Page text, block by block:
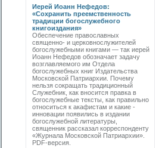
Иерей Иоанн Нефедов:
«Сохранить преемственность
традиции богослужебного
книгоиздания»
Обеспечение православных
священно- и церковнослужителей
богослужебными книгами — так иерей
Иоанн Нефедов обозначает задачу
возглавляемого им Отдела
богослужебных книг Издательства
Московской Патриархии. Почему
нельзя сокращать традиционный
Служебник, как вносится правка в
богослужебные тексты, как правильно
относиться к акафистам и какие ­
инновации появились в издании
богослужебной литературы,
священник рассказал корреспонденту
«Журнала Московской Патриархии».
PDF-версия.